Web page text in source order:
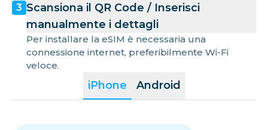
iPhone Android
3 Scansiona il QR Code / Inserisci
manualmente i dettagli
Per installare la eSIM è necessaria una
connessione internet, preferibilmente Wi-Fi
veloce.